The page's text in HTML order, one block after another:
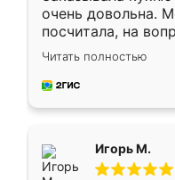
очень довольна.
посчитала, на
Замерщик
делу со всей
за день, ребята
Читать полностью
Игорь М.